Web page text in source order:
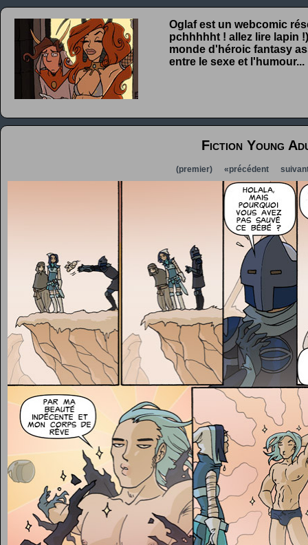
Oglaf est un webcomic
pchhhhht ! allez lire lapin
monde d'héroic fantasy
entre le sexe et l'humour...
Fiction Young
(premier) «précédent